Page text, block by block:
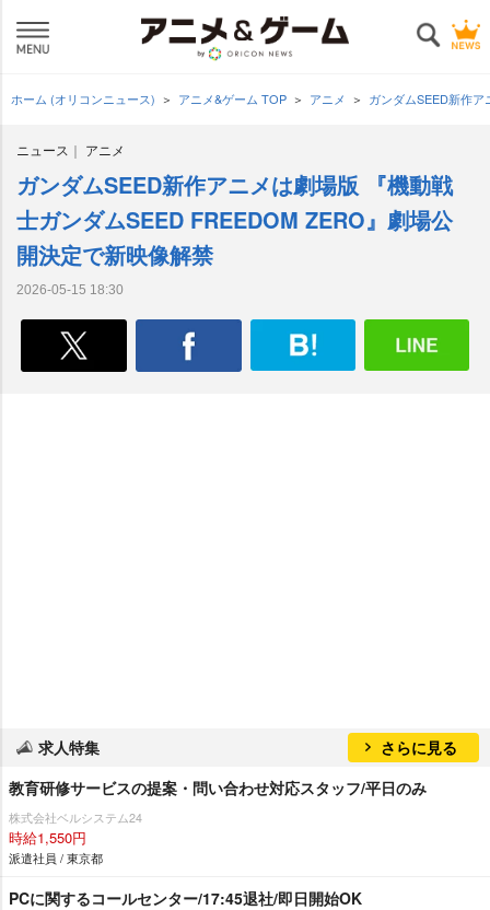
ホーム (オリコンニュース) アニメ&ゲーム TOP アニメ ガンダムSEED新作
ニュース アニメ
ガンダムSEED新作アニメは劇場版 『機動戦
士ガンダムSEED FREEDOM ZERO』劇場公
開決定で新映像解禁
2026-05-15 18:30
求人特集
さらに見る
教育研修サービスの提案・問い合わせ対応スタッフ/平日のみ
株式会社ベルシステム24
時給1,550円
派遣社員 / 東京都
PCに関するコールセンター/17:45退社/即日開始OK